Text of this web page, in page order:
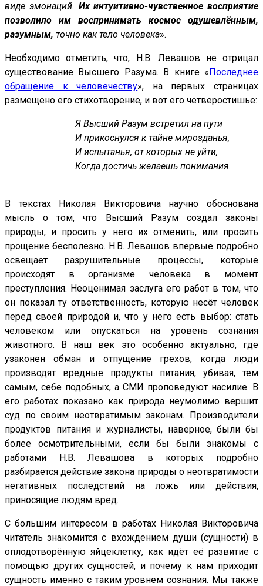
виде эмонаций. Их интуитивно-чувственное восприятие
позволило им воспринимать космос одушевлённым,
разумным, точно как тело человека».
Необходимо отметить, что, Н.В. Левашов не отрицал
существование Высшего Разума. В книге «Последнее
обращение к человечеству», на первых страницах
размещено его стихотворение, и вот его четверостишье:
Я Высший Разум встретил на пути
И прикоснулся к тайне мирозданья,
И испытанья, от которых не уйти,
Когда достичь желаешь понимания.
В текстах Николая Викторовича научно обоснована
мысль о том, что Высший Разум создал законы
природы, и просить у него их отменить, или просить
прощение бесполезно. Н.В. Левашов впервые подробно
освещает разрушительные процессы, которые
происходят в организме человека в момент
преступления. Неоценимая заслуга его работ в том, что
он показал ту ответственность, которую несёт человек
перед своей природой и, что у него есть выбор: стать
человеком или опускаться на уровень сознания
животного. В наш век это особенно актуально, где
узаконен обман и отпущение грехов, когда люди
производят вредные продукты питания, убивая, тем
самым, себе подобных, а СМИ проповедуют насилие. В
его работах показано как природа неумолимо вершит
суд по своим неотвратимым законам. Производители
продуктов питания и журналисты, наверное, были бы
более осмотрительными, если бы были знакомы с
работами Н.В. Левашова в которых подробно
разбирается действие закона природы о неотвратимости
негативных последствий на ложь или действия,
приносящие людям вред.
С большим интересом в работах Николая Викторовича
читатель знакомится с вхождением души (сущности) в
оплодотворённую яйцеклетку, как идёт её развитие с
помощью других сущностей, и почему к нам приходит
сущность именно с таким уровнем сознания. Мы также